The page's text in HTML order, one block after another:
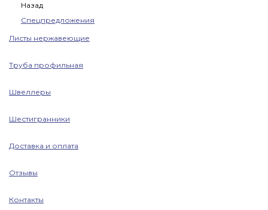
Назад
Спецпредложения
Листы нержавеющие
Труба профильная
Швеллеры
Шестигранники
Доставка и оплата
Отзывы
Контакты